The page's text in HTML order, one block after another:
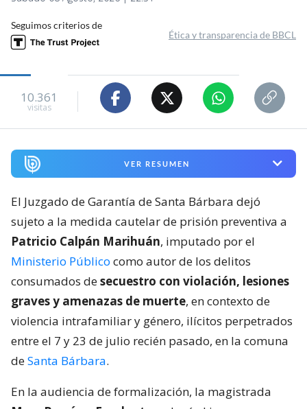
Seguimos criterios de
Ética y transparencia de BBCL
10.361
visitas
VER RESUMEN
El Juzgado de Garantía de Santa Bárbara dejó
sujeto a la medida cautelar de prisión preventiva a
Patricio Calpán Marihuán, imputado por el
Ministerio Público como autor de los delitos
consumados desecuestro con violación, lesiones
graves y amenazas de muerte, en contexto de
violencia intrafamiliar y género, ilícitos perpetrados
entre el 7 y 23 de julio recién pasado, en la comuna
deSanta Bárbara.
En la audiencia de formalización, la magistrada